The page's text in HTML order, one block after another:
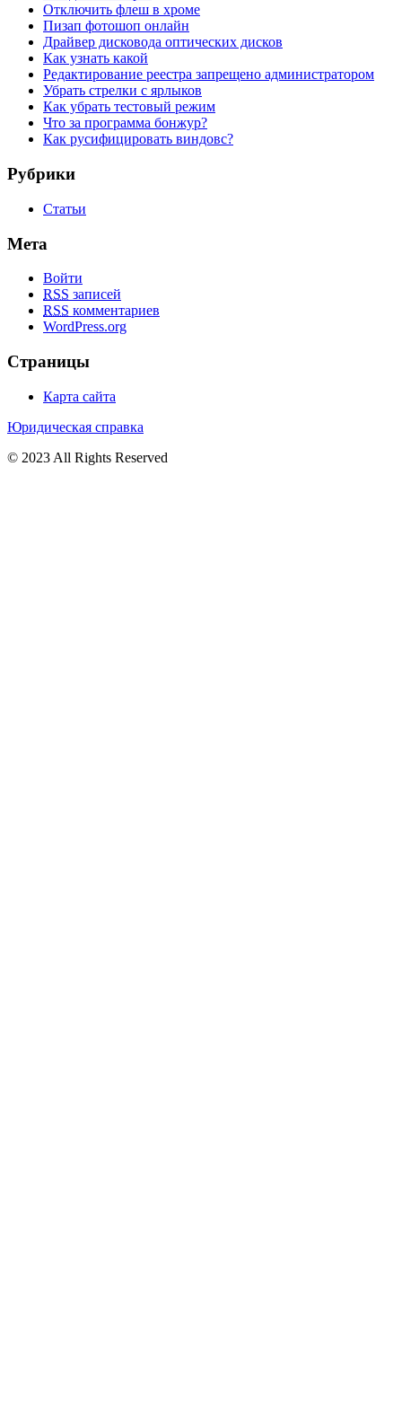
Отключить флеш в хроме
Пизап фотошоп онлайн
Драйвер дисковода оптических дисков
Как узнать какой
Редактирование реестра запрещено администратором
Убрать стрелки с ярлыков
Как убрать тестовый режим
Что за программа бонжур?
Как русифицировать виндовс?
Рубрики
Статьи
Мета
Войти
RSS записей
RSS комментариев
WordPress.org
Страницы
Карта сайта
Юридическая справка
© 2023 All Rights Reserved